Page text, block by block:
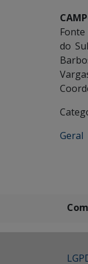
do
Geral